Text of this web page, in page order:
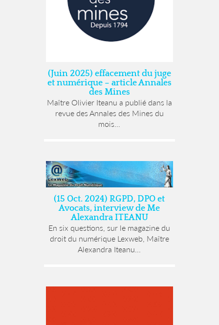
(Juin 2025) effacement du juge
et numérique – article Annales
des Mines
Maître Olivier Iteanu a publié dans la
revue des Annales des Mines du
mois...
(15 Oct. 2024) RGPD, DPO et
Avocats, interview de Me
Alexandra ITEANU
En six questions, sur le magazine du
droit du numérique Lexweb, Maître
Alexandra Iteanu...